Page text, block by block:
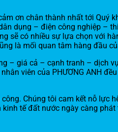
ơn chân thành nhất tới Quý
dụng – điện công nghiệp –
sẽ có nhiều sự lựa chọn với
là mối quan tâm hàng đầu
– giá cả – cạnh tranh – dịch
viên của PHƯƠNG ANH
Chúng tôi cam kết nỗ lực
tế đất nước ngày càng phát